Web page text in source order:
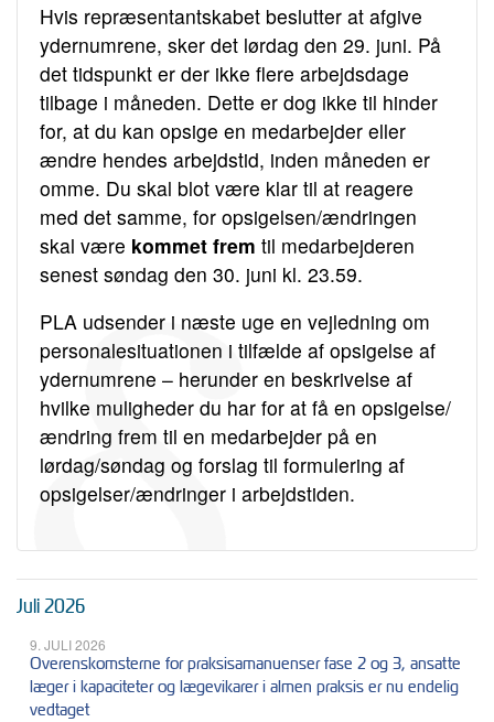
Hvis repræsentantskabet beslutter at afgive
ydernumrene, sker det lørdag den 29. juni. På
det tidspunkt er der ikke flere arbejdsdage
tilbage i måneden. Dette er dog ikke til hinder
for, at du kan opsige en medarbejder eller
ændre hendes arbejdstid, inden måneden er
omme. Du skal blot være klar til at reagere
med det samme, for opsigelsen/ændringen
skal være kommet frem til medarbejderen
senest søndag den 30. juni kl. 23.59.
PLA udsender i næste uge en vejledning om
personalesituationen i tilfælde af opsigelse af
ydernumrene – herunder en beskrivelse af
hvilke muligheder du har for at få en opsigelse/
ændring frem til en medarbejder på en
lørdag/søndag og forslag til formulering af
opsigelser/ændringer i arbejdstiden.
Juli 2026
9. JULI 2026
Overenskomsterne for praksisamanuenser fase 2 og 3, ansatte
læger i kapaciteter og lægevikarer i almen praksis er nu endelig
vedtaget